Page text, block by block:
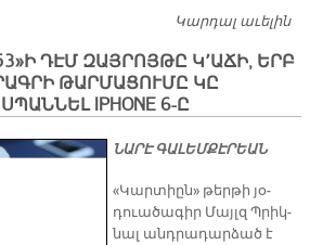
Կարդալ աւելին
ԴԷՄ ԶԱՅՐՈՅԹԸ Կ՚ԱՃԻ, ԵՐԲ
ԹԱՐՄԱՑՈՒՄԸ ԿԸ
IPHONE 6-Ը
ՆԱ­ՐԷ ԳԱ­ԼԵՄ­ՔԷ­ՐԵԱՆ
«Կար­տիըն» թեր­թի յօ­
դուա­ծա­գիր Մայլզ Պրիկ­
նալ անդ­րա­դար­ձած է